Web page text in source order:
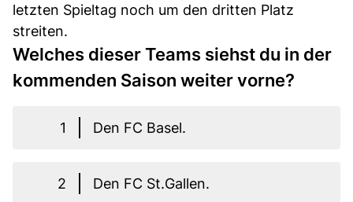
letzten Spieltag noch um den dritten Platz
streiten.
Welches dieser Teams siehst du in der
kommenden Saison weiter vorne?
1 Den FC Basel.
2
Den FC St.Gallen.